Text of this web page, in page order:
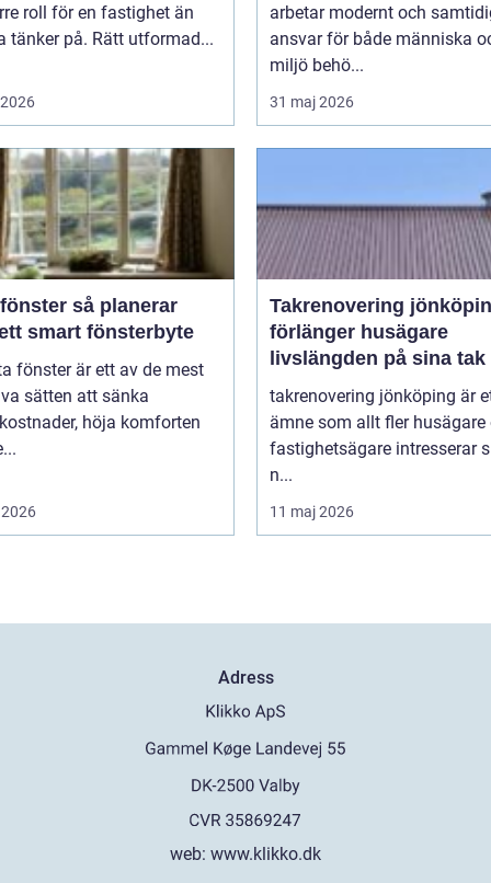
roll för en fastighet än
tänker på. Rätt utformad...
arbetar modernt och
ansvar för både människa
miljö behö...
31 maj 2026
så planerar
smart fönsterbyte
fönster är ett av de mest
sätten att sänka
höja komforten
Takrenovering
förlänger husägare
livslängden på sina tak
takrenovering jönköping är
ämne som allt fler husägare
fastighetsägare intresserar
n...
11 maj 2026
Adress
web: www.klikko.dk